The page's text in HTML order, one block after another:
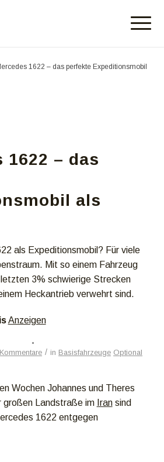
1622 – das perfekte Expeditionsmobil
1622 – das
als
als Expeditionsmobil? Für viele
Mit so einem Fahrzeug
3% schwierige Strecken
Heckantrieb verwehrt sind.
Anzeigen
/ in Basisfahrzeuge Optional
Wochen Johannes und Theres
großen Landstraße im Iransind
1622 entgegen